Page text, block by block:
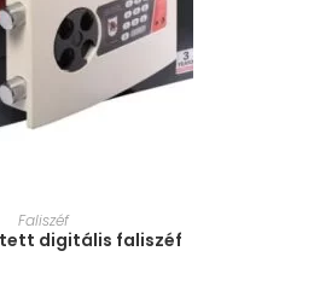
VÁLASZTÁSA
Faliszéf
digitális faliszéf